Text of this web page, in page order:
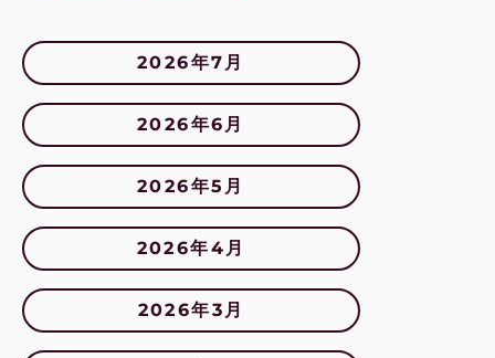
ペ
ー
ジ
送
り
2026年7月
2026年6月
2026年5月
2026年4月
2026年3月